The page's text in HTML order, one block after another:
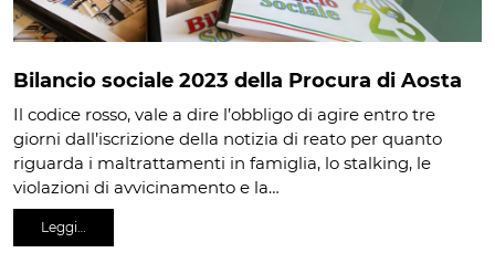
Bilancio sociale 2023 della Procura di Aosta
Il codice rosso, vale a dire l’obbligo di agire entro tre
giorni dall’iscrizione della notizia di reato per quanto
riguarda i maltrattamenti in famiglia, lo stalking, le
violazioni di avvicinamento e la…
Leggi…